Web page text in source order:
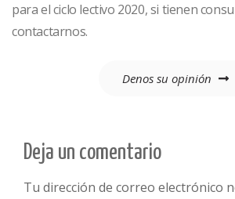
para el ciclo lectivo 2020, si tienen
contactarnos.
Denos su opinión
Deja un comentario
Tu dirección de correo electrónico